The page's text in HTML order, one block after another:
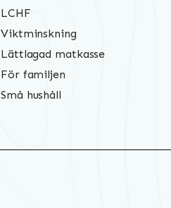
LCHF
Viktminskning
Lättlagad matkasse
För familjen
Små hushåll